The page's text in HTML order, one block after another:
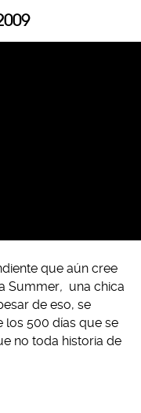
que aún cree
Summer, una chica
de eso, se
los 500 días que se
no toda historia de